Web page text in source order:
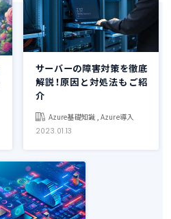
サーバーの障害対策を徹底
解説！原因と対処法もご紹
介
Azure基礎知識 , Azure導入
2023.01.13